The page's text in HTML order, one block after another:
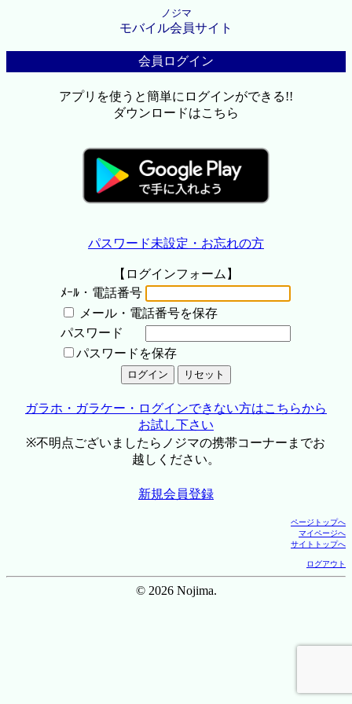
ノジマ
モバイル会員サイト
会員ログイン
アプリを使うと簡単にログインができる!!
ダウンロードはこちら
パスワード未設定・お忘れの方
【ログインフォーム】
ﾒｰﾙ・電話番号
メール・電話番号を保存
パスワード
パスワードを保存
ガラホ・ガラケー・ログインできない方はこちらから
お試し下さい
※不明点ございましたらノジマの携帯コーナーまでお
越しください。
新規会員登録
ページトップへ
マイページへ
サイトトップへ
ログアウト
© 2026 Nojima.